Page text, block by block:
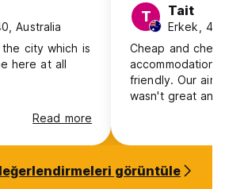
Australia
city which is
here at all
Read more
T Tait
Erkek,
Cheap and
friendly. Our air-
wasn't great
location,
and night as
görüntüle